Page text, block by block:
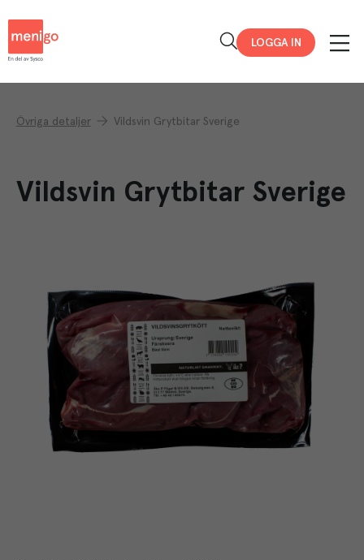
LOGGA IN
Övriga detaljer Vildsvin Grytbitar Sverige
Vildsvin Grytbitar Sverige